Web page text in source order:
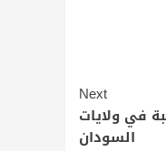
Next
في ولايات
السودان